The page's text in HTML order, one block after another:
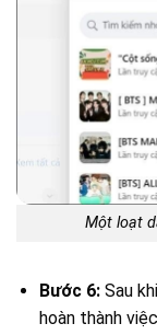
Một loạt
Bước 6:Sau
hoàn thành